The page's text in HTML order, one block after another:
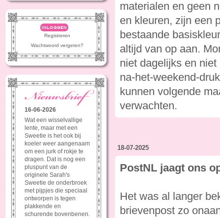
inloggen
Registreren
Wachtwoord vergeten?
16-06-2026
Wat een wisselvallige
lente, maar met een
Sweetie is het ook bij
koeler weer aangenaam
om een jurk of rokje te
dragen. Dat is nog een
pluspunt van de
originele Sarah's
Sweetie de onderbroek
met pijpjes die speciaal
ontworpen is tegen
plakkende en
schurende bovenbenen.
materialen en geen
en kleuren, zijn een
bestaande
altijd van op aan.
niet dagelijks en
na-het-weekend-
kunnen volgende
verwachten.
18-07-2025
PostNL jaagt ons
Het was al langer
brievenpost zo